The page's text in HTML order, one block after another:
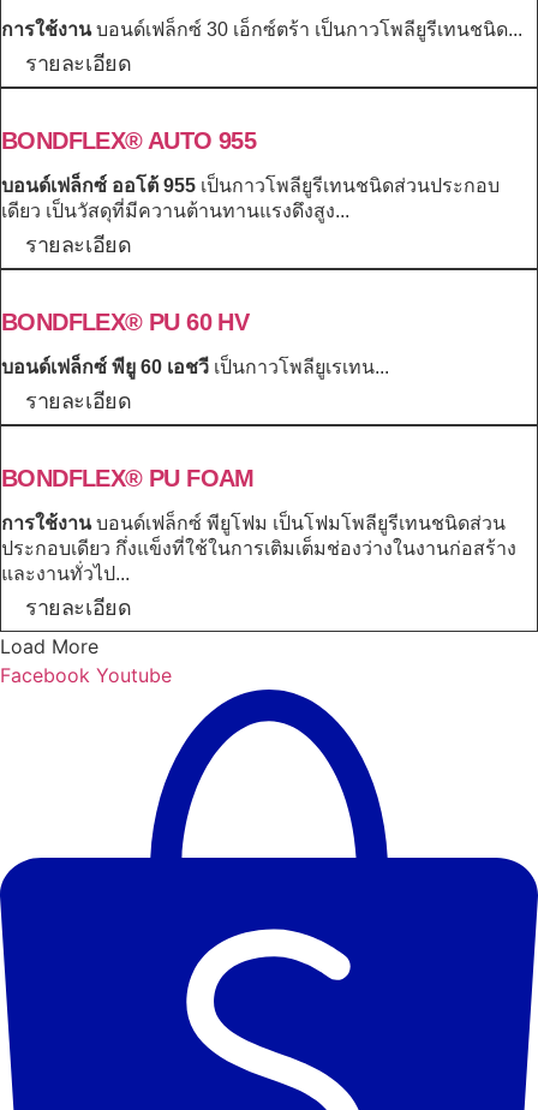
การใช้งานบอนด์เฟล็กซ์ 30 เอ็กซ์ตร้า เป็นกาวโพลียูรีเทนชนิด...
รายละเอียด
BONDFLEX® AUTO 955
บอนด์เฟล็กซ์ ออโต้ 955 เป็นกาวโพลียูรีเทนชนิดส่วนประกอบ
เดียว เป็นวัสดุที่มีควานต้านทานแรงดึงสูง...
รายละเอียด
BONDFLEX® PU 60 HV
บอนด์เฟล็กซ์ พียู 60 เอชวี เป็นกาวโพลียูเรเทน...
รายละเอียด
BONDFLEX® PU FOAM
การใช้งานบอนด์เฟล็กซ์ พียูโฟม เป็นโฟมโพลียูรีเทนชนิดส่วน
ประกอบเดียว กึ่งแข็งที่ใช้ในการเติมเต็มช่องว่างในงานก่อสร้าง
และงานทั่วไป...
รายละเอียด
Load More
Facebook Youtube